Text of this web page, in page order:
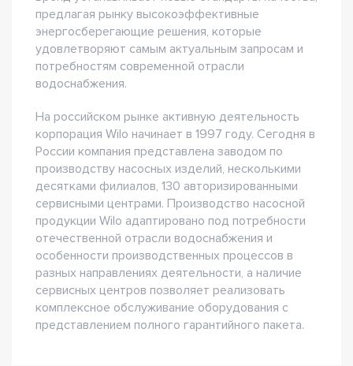
предлагая рынку высокоэффективные
энергосберегающие решения, которые
удовлетворяют самым актуальным запросам и
потребностям современной отрасли
водоснабжения.
На российском рынке активную деятельность
корпорация Wilo начинает в 1997 году. Сегодня в
России компания представлена заводом по
производству насосных изделий, несколькими
десятками филиалов, 130 авторизированными
сервисными центрами. Производство насосной
продукции Wilo адаптировано под потребности
отечественной отрасли водоснабжения и
особенности производственных процессов в
разных направлениях деятельности, а наличие
сервисных центров позволяет реализовать
комплексное обслуживание оборудования с
представлением полного гарантийного пакета.